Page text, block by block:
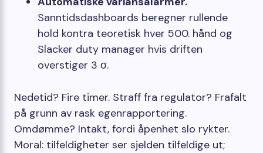
Sanntidsdashboards beregner rullende
hold kontra teoretisk hver 500. hånd og
Slacker duty manager hvis driften
overstiger 3 σ.
Nedetid? Fire timer. Straff fra regulator? Frafalt
på grunn av rask egenrapportering.
Omdømme? Intakt, fordi åpenhet slo rykter.
Moral: tilfeldigheter ser sjelden tilfeldige ut;